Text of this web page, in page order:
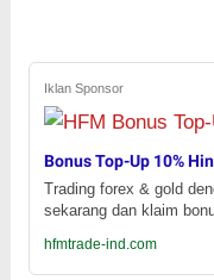
Iklan Sponsor
Bonus Top-Up 10%
Trading forex & gold
sekarang dan klaim
hfmtrade-ind.com